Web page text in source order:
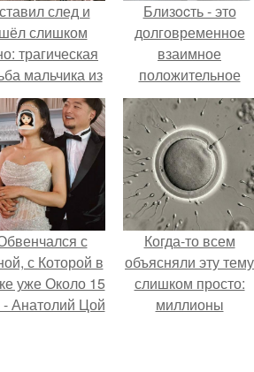
след и
слишком
трагическая
мальчика из
фильма
"Максимка".
Близocть - это
долговременное
взаимное
положительное
эмоциональное
вовлечение,
взаимодействие.
с
с Которой в
уже Около 15
- Анатолий Цой
Когда-то всем
объясняли эту тему
слишком просто:
миллионы